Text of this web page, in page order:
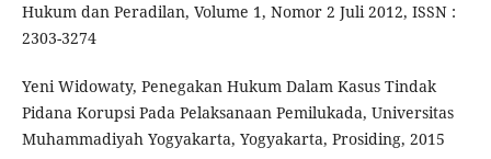
Hukum dan Peradilan, Volume 1, Nomor 2 Juli 2012, ISSN :
2303-3274
Yeni Widowaty, Penegakan Hukum Dalam Kasus Tindak
Pidana Korupsi Pada Pelaksanaan Pemilukada, Universitas
Muhammadiyah Yogyakarta, Yogyakarta, Prosiding, 2015